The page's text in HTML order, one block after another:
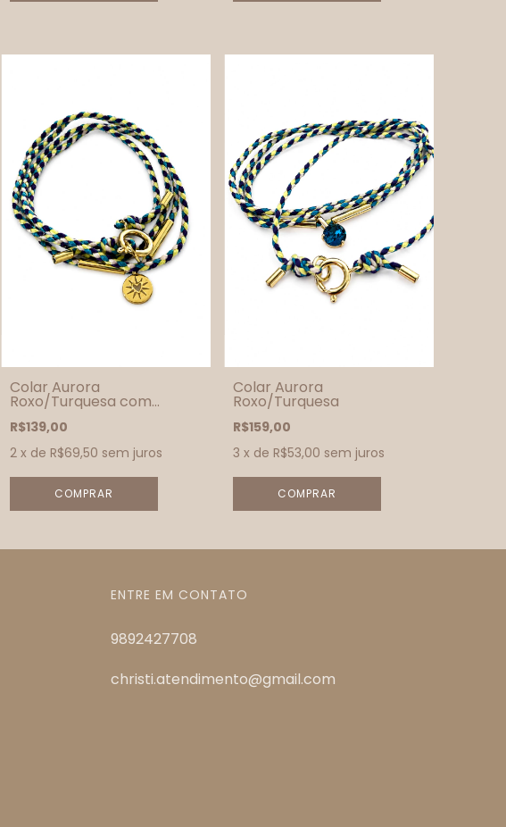
Colar Aurora
Roxo/Turquesa com
Medalha
R$139,00
2 x de R$69,50 sem juros
Colar Aurora
Roxo/Turquesa
R$159,00
3 x de R$53,00 sem juros
ENTRE EM CONTATO
9892427708
christi.atendimento@gmail.com